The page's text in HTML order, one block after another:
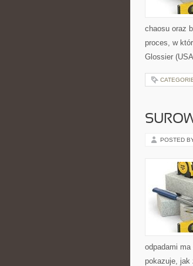
chaosu oraz
proces, w
Glossier
POSTED
odpadami
pokazuje, jak